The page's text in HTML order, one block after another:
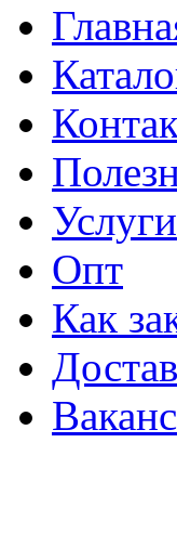
Услуги
Опт
Как